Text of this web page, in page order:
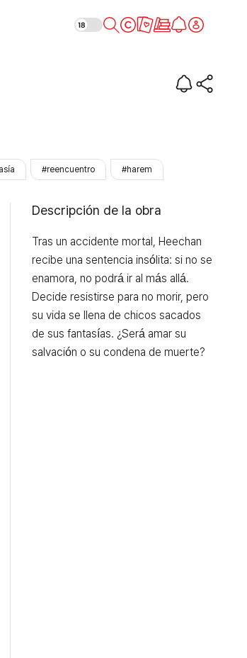
de amor (literalmente)
#reencuentro #harem
Descripción de la obra
Tras un accidente mortal, Heechan
recibe una sentencia insólita: si no se
enamora, no podrá ir al más allá.
Decide resistirse para no morir, pero
su vida se llena de chicos sacados
de sus fantasías. ¿Será amar su
salvación o su condena de muerte?